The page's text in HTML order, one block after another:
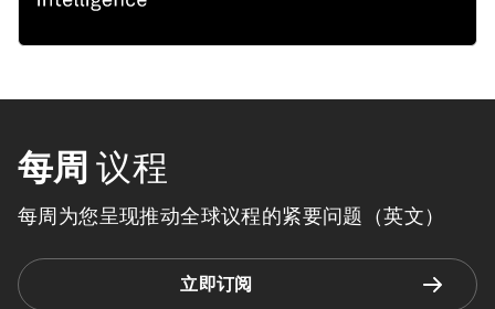
每周 议程
每周为您呈现推动全球议程的紧要问题（英文）
立即订阅